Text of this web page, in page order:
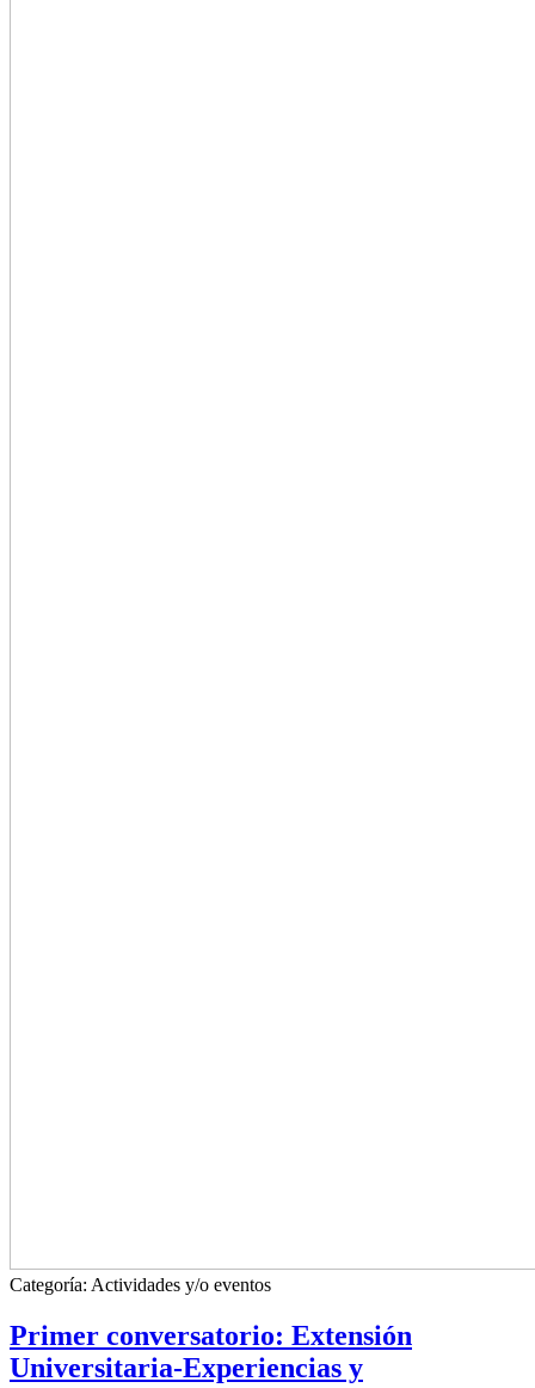
Categoría: Actividades y/o eventos
Primer conversatorio: Extensión
Universitaria-Experiencias y